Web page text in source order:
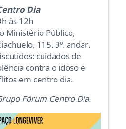
Dia
às 12h
Ministério Público,
115. 9º. andar.
cuidados de
contra o idoso e
em centro dia.
Fórum Centro Dia.